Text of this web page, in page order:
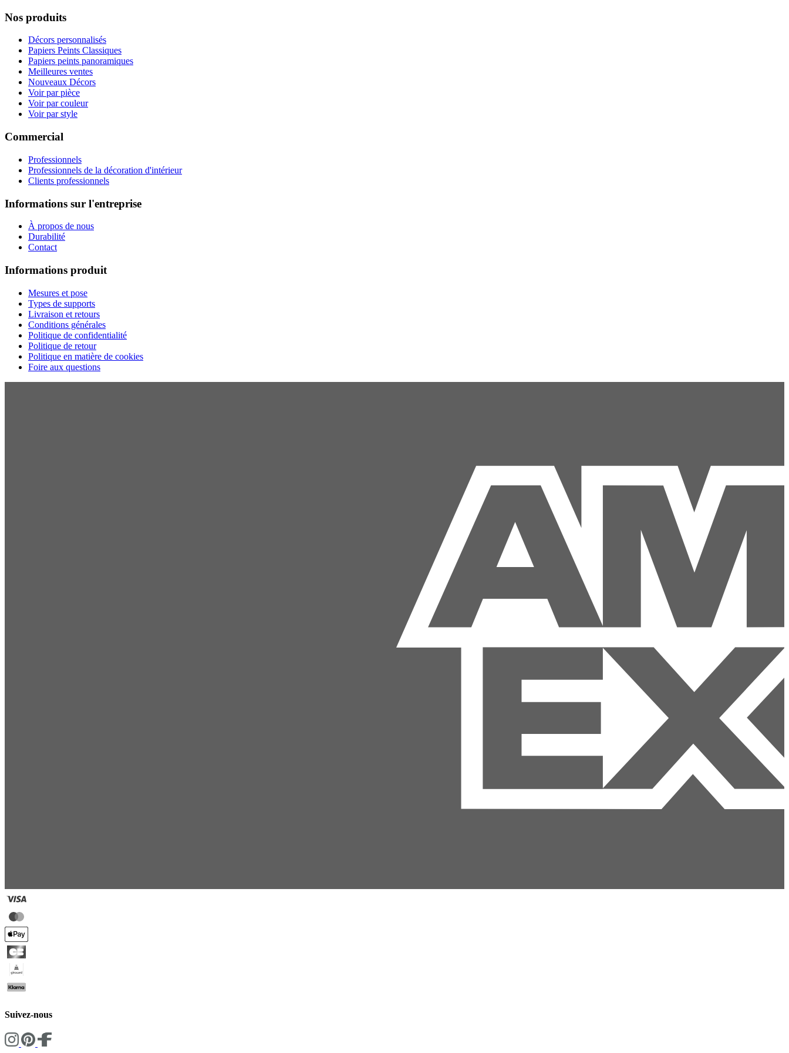
Nos produits
Décors personnalisés
Papiers Peints Classiques
Papiers peints panoramiques
Meilleures ventes
Nouveaux Décors
Voir par pièce
Voir par couleur
Voir par style
Commercial
Professionnels
Professionnels de la décoration d'intérieur
Clients professionnels
Informations sur l'entreprise
À propos de nous
Durabilité
Contact
Informations produit
Mesures et pose
Types de supports
Livraison et retours
Conditions générales
Politique de confidentialité
Politique de retour
Politique en matière de cookies
Foire aux questions
Suivez-nous